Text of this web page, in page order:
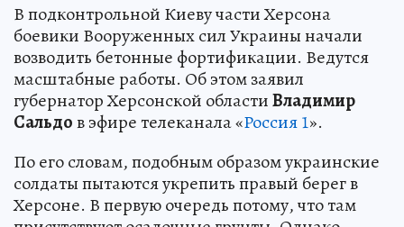
В подконтрольной Киеву части Херсона
боевики Вооруженных сил Украины начали
возводить бетонные фортификации. Ведутся
масштабные работы. Об этом заявил
губернатор Херсонской областиВладимир
Сальдов эфире телеканала «Россия 1».
По его словам, подобным образом украинские
солдаты пытаются укрепить правый берег в
Херсоне. В первую очередь потому, что там